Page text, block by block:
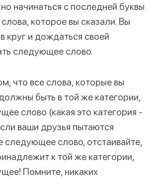
начинаться с последней буквы
которое вы сказали. Вы
круг и дождаться своей
следующее слово.
что все слова, которые вы
быть в той же категории,
слово (какая это категория -
ваши друзья пытаются
следующее слово, отстаивайте,
к той же категории,
Помните, никаких